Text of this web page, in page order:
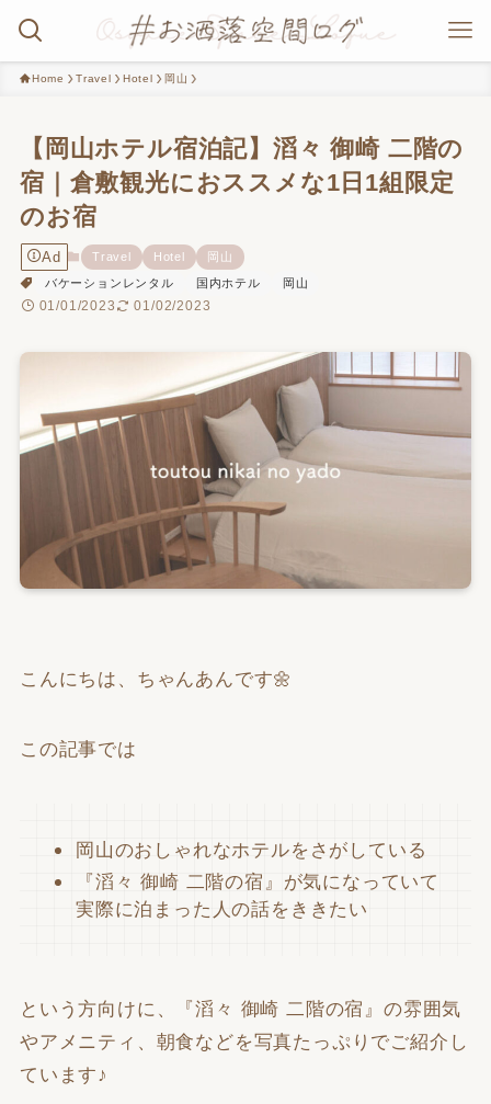
Home Travel Hotel 岡山
【岡山ホテル宿泊記】滔々 御崎 二階の
宿｜倉敷観光におススメな1日1組限定
のお宿
Ad Travel Hotel
岡山
バケーションレンタル
国内ホテル 岡山
01/01/2023 01/02/2023
こんにちは、ちゃんあんです🌼
この記事では
岡山のおしゃれなホテルをさがしている
『滔々 御崎 二階の宿』が気になっていて
実際に泊まった人の話をききたい
という方向けに、『滔々 御崎 二階の宿』の雰囲気
やアメニティ、朝食などを写真たっぷりでご紹介し
ています♪